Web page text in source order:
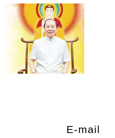
E-mail